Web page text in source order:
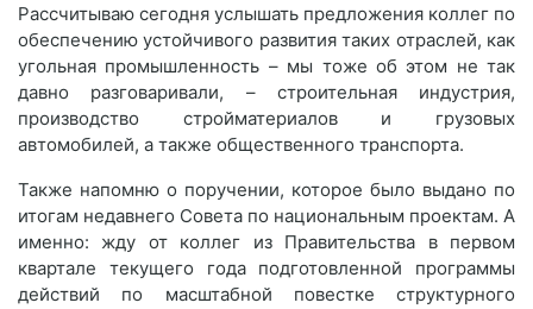
Рассчитываю сегодня услышать предложения коллег по
обеспечению устойчивого развития таких отраслей, как
угольная промышленность – мы тоже об этом не так
давно разговаривали, – строительная индустрия,
производство стройматериалов и грузовых
автомобилей, а также общественного транспорта.
Также напомню о поручении, которое было выдано по
итогам недавнего Совета по национальным проектам. А
именно: жду от коллег из Правительства в первом
квартале текущего года подготовленной программы
действий по масштабной повестке структурного